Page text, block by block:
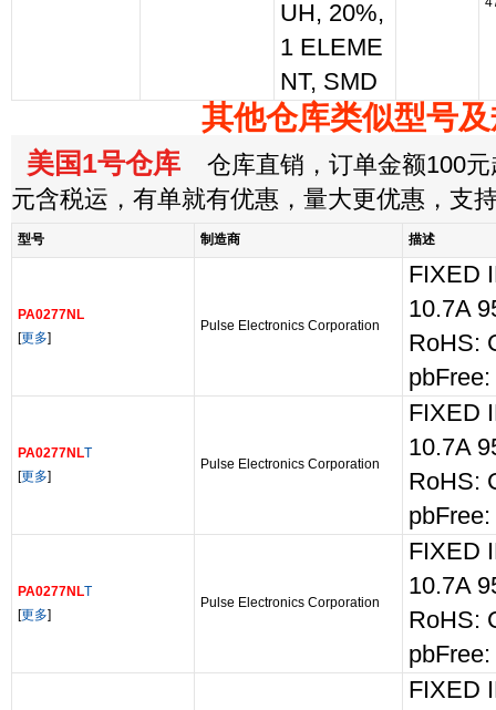
UH, 20%,
1 ELEME
NT, SMD
其他仓库类似型号
美国1号仓库 仓库直销，订单金额100元
元含税运，有单就有优惠，量大更优惠，支
型号 制造商 描述
PA0277NL
[更多]
Pulse Electronics Corporation
FIXED
10.7A
RoHS:
pbFree:
PA0277NLT
[更多]
Pulse Electronics Corporation
FIXED
10.7A
RoHS:
pbFree:
PA0277NLT
[更多]
Pulse Electronics Corporation
FIXED
10.7A
RoHS:
pbFree:
FIXED